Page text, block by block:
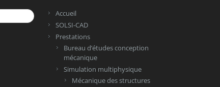
Accueil
SOLSI-CAD
Prestations
Bureau d’études conception
mécanique
Simulation multiphysique
Mécanique des structures